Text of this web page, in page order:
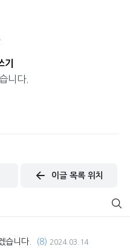
기
니다.
이글 목록 위치
습니다. (8) 2024.03.14